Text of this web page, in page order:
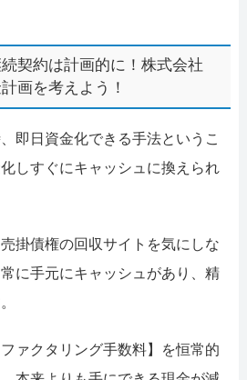
契約は計画的に！株式会社
画を考えよう！
即日資金化できる手法というこ
しすぐにキャッシュに換えられ
掛債権の回収サイトを気にしな
に手元にキャッシュがあり、精
ァクタリング手数料】を恒常的